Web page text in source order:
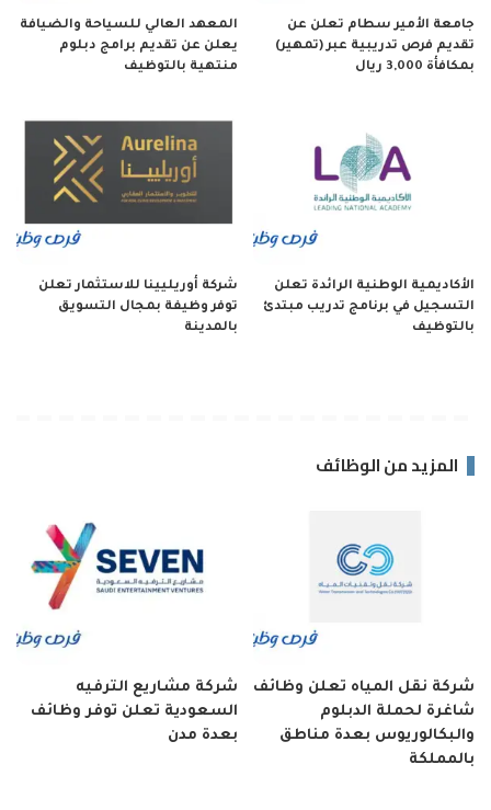
جامعة الأمير سطام تعلن عن
تقديم فرص تدريبية عبر (تمهير)
بمكافأة 3,000 ريال
المعهد العالي للسياحة والضيافة
يعلن عن تقديم برامج دبلوم
منتهية بالتوظيف
الأكاديمية الوطنية الرائدة تعلن
التسجيل في برنامج تدريب مبتدئ
بالتوظيف
شركة أوريليينا للاستثمار تعلن
توفر وظيفة بمجال التسويق
بالمدينة
المزيد من الوظائف
شركة نقل المياه تعلن وظائف
شاغرة لحملة الدبلوم
والبكالوريوس بعدة مناطق
بالمملكة
شركة مشاريع الترفيه
السعودية تعلن توفر وظائف
بعدة مدن